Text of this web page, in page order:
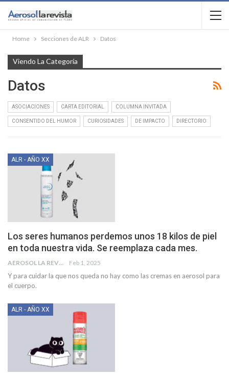
Home Secciones de ALR Datos
Viendo La Categoría
Datos
ASOCIACIONES CARTA EDITORIAL COLUMNA INVITADA
CONSENTIDO DEL HUMOR CURIOSIDADES DE IMPACTO DIRECTORIO
ALR - AÑO XX
Los seres humanos perdemos unos 18 kilos de piel
en toda nuestra vida. Se reemplaza cada mes.
AEROSOL LA REVISTA Feb 1, 2025
Y para cuidar la que nos queda no hay como las cremas en aerosol para
el cuerpo.
ALR - AÑO XX